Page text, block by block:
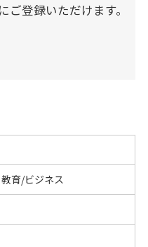
ご登録いただけます。
育/ビジネス